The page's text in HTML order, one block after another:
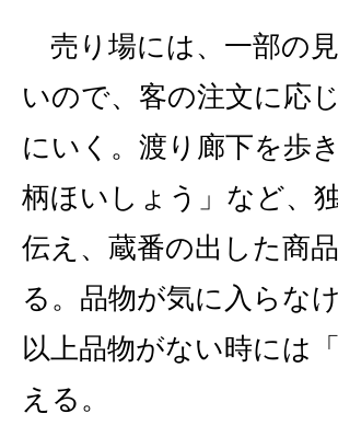
売り場には、一部の
いので、客の注文に応
にいく。渡り廊下を歩
柄ほいしょう」など、
伝え、蔵番の出した商
る。品物が気に入らな
以上品物がない時には
える。